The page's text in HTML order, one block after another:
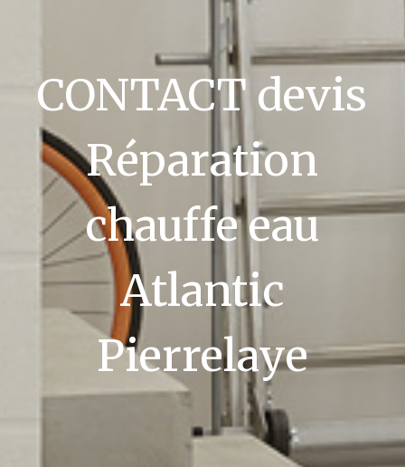
CONTACT devis
Réparation
chauffe eau
Atlantic
Pierrelaye